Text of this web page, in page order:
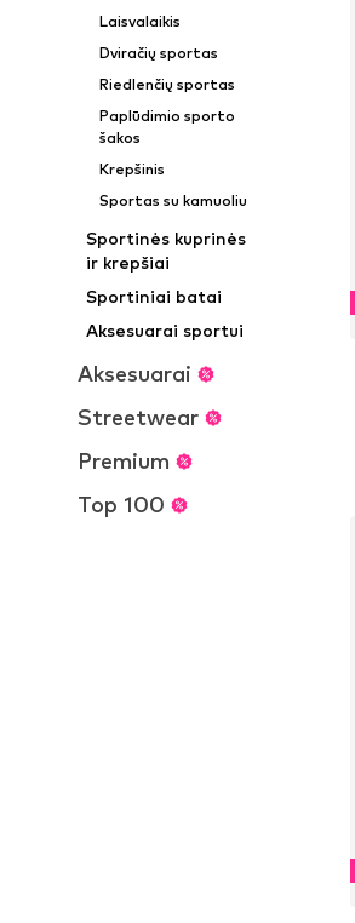
Laisvalaikis
Dviračių sportas
Riedlenčių sportas
Paplūdimio sporto
šakos
Krepšinis
Sportas su kamuoliu
Sportinės kuprinės
ir krepšiai
Sportiniai batai
Aksesuarai sportui
Aksesuarai
Streetwear
Premium
Top 100